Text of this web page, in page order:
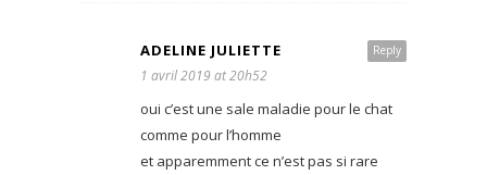
Reply
ADELINE JULIETTE
1 avril 2019 at 20h52
oui c’est une sale maladie pour le chat
comme pour l’homme
et apparemment ce n’est pas si rare